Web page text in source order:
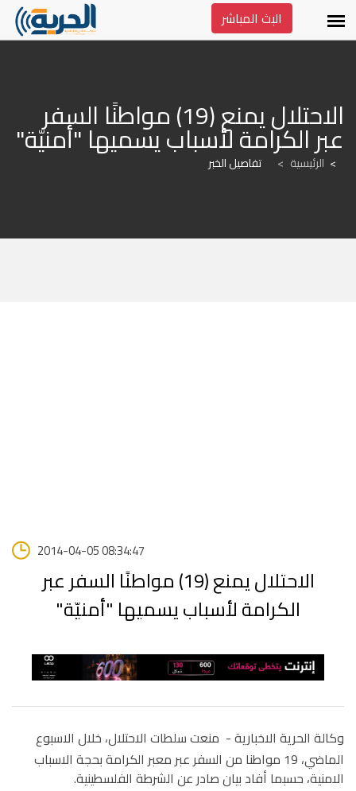
البث المباشر
الاحتلال يمنع (19) مواطنًا السفر
عبر الكرامة لأسباب يسميها "أمنيّة"
الرئيسية > تفاصيل الخبر
2014-04-05 08:34:47
الاحتلال يمنع (19) مواطنًا السفر عبر
الكرامة لأسباب يسميها "أمنيّة"
وكالة الحرية الاخبارية - منعت سلطات الاحتلال، خلال الاسبوع
الماضي، 19 مواطنا من السفر عبر معبر الكرامة بحجة الاسباب
الامنية، حسبما أفاد بيان صادر عن الشرطة الفلسطينية.